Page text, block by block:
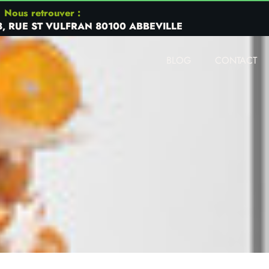
Nous retrouver :
RUE ST VULFRAN 80100 ABBEVILLE
CONTACT